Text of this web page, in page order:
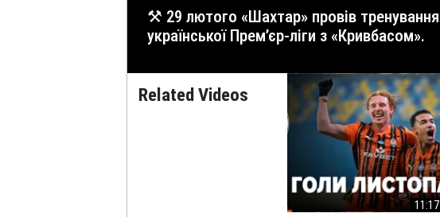
⚒ 29 лютого «Шахтар» провів тренування на базі спорткомплексу «Святошин». «Гірники» готуються до наступного матчу
української Прем’єр-ліги з «Кривбасом».
Related Videos
11:17